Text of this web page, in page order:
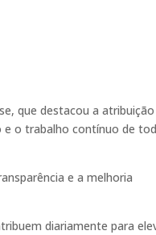
que destacou a
e o trabalho contínuo de
e a melhoria
diariamente para